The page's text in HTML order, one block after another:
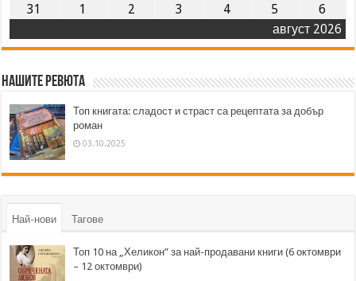
август 2026
31
1 2 3 4 5 6
Нашите ревюта
Топ книгата: сладост и страст са рецептата за добър
роман
03.10.2025
Най-нови Тагове
Топ 10 на „Хеликон” за най-продавани книги (6 октомври
– 12 октомври)